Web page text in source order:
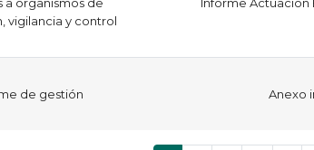
vigilancia y control
de gestión Anexo